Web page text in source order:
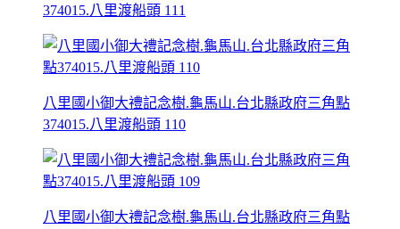
374015.八里渡船頭 111
八里國小御大禮記念樹.龜馬山.台北縣政府三角點
374015.八里渡船頭 110
八里國小御大禮記念樹.龜馬山.台北縣政府三角點